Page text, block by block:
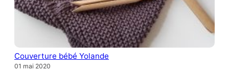
Couverture bébé Yolande
01 mai 2020